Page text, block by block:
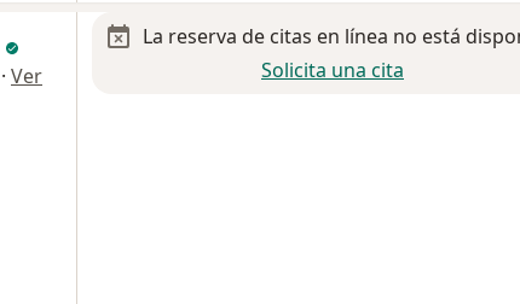
· Ver
La reserva de citas en línea no está
Solicita una cita